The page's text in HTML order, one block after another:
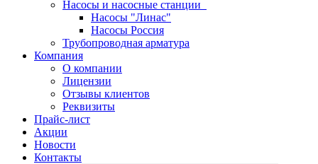
Насосы и насосные станции
Насосы "Линас"
Насосы Россия
Трубопроводная арматура
Компания
О компании
Лицензии
Отзывы клиентов
Реквизиты
Прайс-лист
Акции
Новости
Контакты